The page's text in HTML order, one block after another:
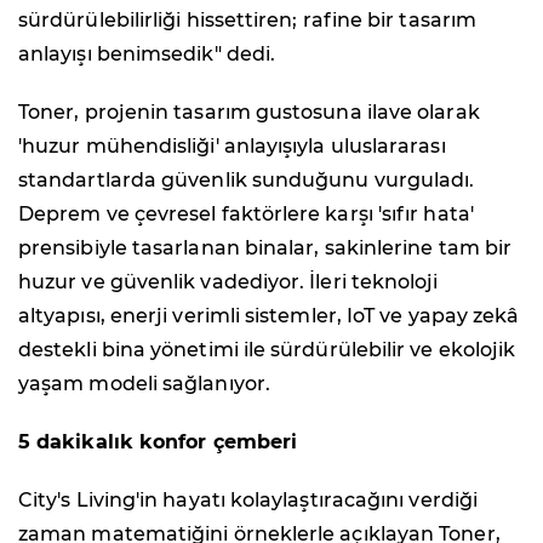
sürdürülebilirliği hissettiren; rafine bir tasarım
anlayışı benimsedik" dedi.
Toner, projenin tasarım gustosuna ilave olarak
'huzur mühendisliği' anlayışıyla uluslararası
standartlarda güvenlik sunduğunu vurguladı.
Deprem ve çevresel faktörlere karşı 'sıfır hata'
prensibiyle tasarlanan binalar, sakinlerine tam bir
huzur ve güvenlik vadediyor. İleri teknoloji
altyapısı, enerji verimli sistemler, IoT ve yapay zekâ
destekli bina yönetimi ile sürdürülebilir ve ekolojik
yaşam modeli sağlanıyor.
5 dakikalık konfor çemberi
City's Living'in hayatı kolaylaştıracağını verdiği
zaman matematiğini örneklerle açıklayan Toner,